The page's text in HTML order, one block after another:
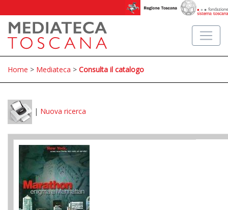
Home > Mediateca > Consulta il catalogo
| Nuova ricerca